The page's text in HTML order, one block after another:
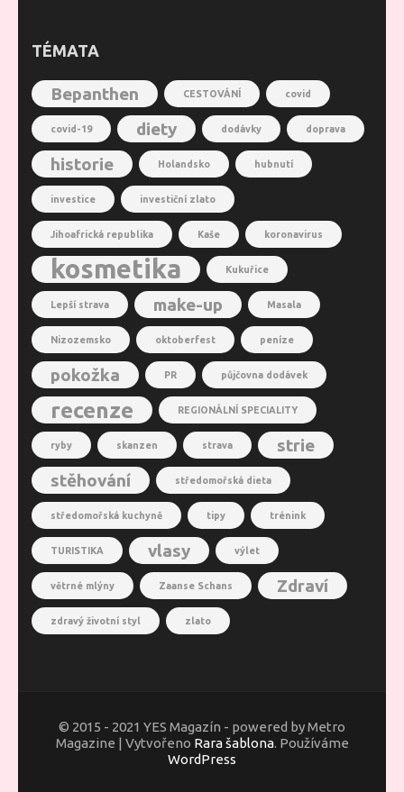
TÉMATA
Bepanthen CESTOVÁNÍ covid
covid-19 diety dodávky doprava
historie Holandsko hubnutí
investice investiční zlato
Jihoafrická republika Kaše koronavirus
kosmetika Kukuřice
Lepší strava make-up Masala
Nizozemsko oktoberfest peníze
pokožka PR půjčovna dodávek
recenze REGIONÁLNÍ SPECIALITY
ryby skanzen strava
strie
stěhování
středomořská dieta
středomořská kuchyně tipy trénink
TURISTIKA vlasy výlet
větrné mlýny Zaanse Schans Zdraví
zdravý životní styl zlato
© 2015 - 2021 YES Magazín - powered by Metro
Magazine | Vytvořeno Rara šablona. Používáme
WordPress